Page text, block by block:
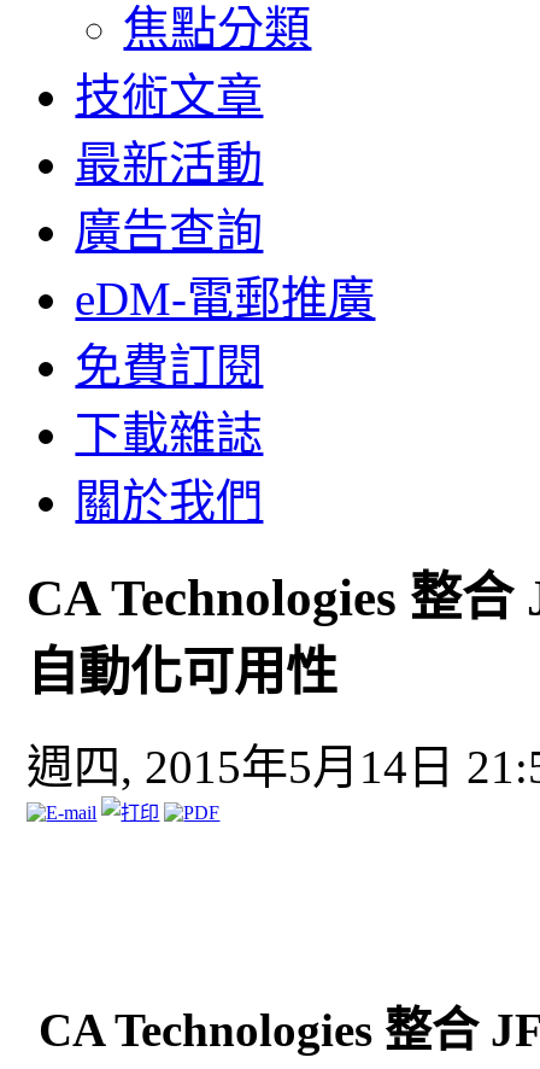
焦點分類
技術文章
最新活動
廣告查詢
eDM-電郵推廣
免費訂閱
下載雜誌
關於我們
CA Technologies 整
自動化可用性
週四, 2015年5月14日
CA Technologies 整合